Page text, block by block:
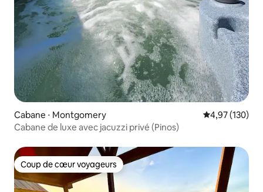
Cabane ⋅ Montgomery Évaluation
4,97 (130)
Cabane de luxe avec jacuzzi privé (Pinos)
Coup de cœur voyageurs
Coup de cœur voyageurs